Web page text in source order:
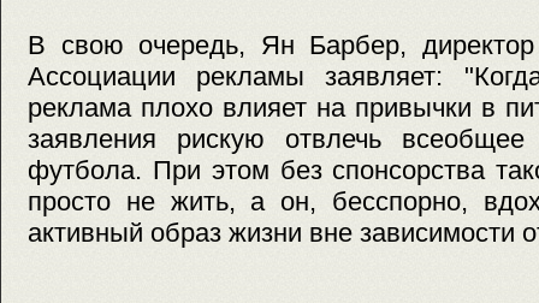
В свою очередь, Ян Барбер,
Ассоциации рекламы заявляет:
реклама плохо влияет на привычки в
заявления рискую отвлечь
футбола. При этом без спонсорства
просто не жить, а он, бесспорно,
активный образ жизни вне зависимости